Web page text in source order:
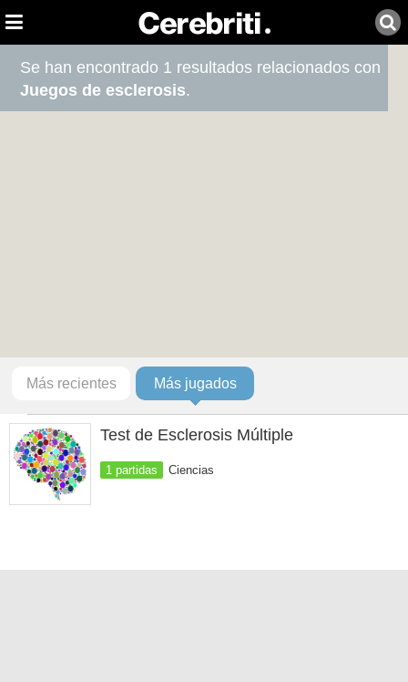
Se han encontrado 1 resultados relacionados con
Juegos de esclerosis.
Más recientes Más jugados
Test de Esclerosis Múltiple
1 partidas Ciencias